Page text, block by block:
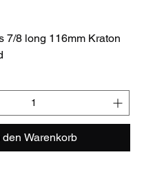
7/8 long 116mm Kraton
den Warenkorb